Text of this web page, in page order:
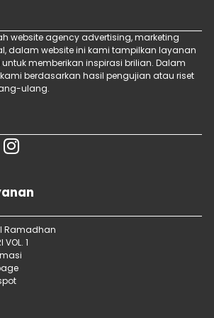
SEO
Marketing Murah
Terbaik
di Jakarta
Makanan dan Minuman
SEO Untuk Pemasaran Produk
Untuk Home Industri
Page Berkualitas
di Jakarta dan
SEO Specialist untuk Pemula
SEO Gratis untuk Pemula
Digital Marketing Offline untuk
video animasi UUD 1945,
Buku Import, Jasa video
Book Import, Jasa video
Import, Jasa video
Teenager Book Import, Jasa
Computer Book Import,
website agency advertising, marketing
dalam website ini kami tampilkan layanan
memberikan inspirasi brilian. Dalam
berdasarkan hasil pengujian atau riset
ulang.
Ramadhan
1